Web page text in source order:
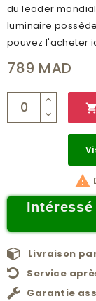
du leader mondial
luminaire
pouvez l'acheter
789 MAD


Livraison
Service
Garantie